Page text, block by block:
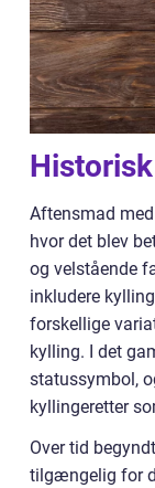
Aftensmad
hvor det blev
og velstående
inkludere
forskellige
kylling. I det
statussymbol,
kyllingeretter
Over tid
tilgængelig for